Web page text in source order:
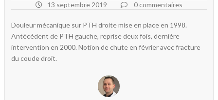
13 septembre 2019 0 commentaires
Douleur mécanique sur PTH droite mise en place en 1998.
Antécédent de PTH gauche, reprise deux fois, dernière
intervention en 2000. Notion de chute en février avec fracture
du coude droit.